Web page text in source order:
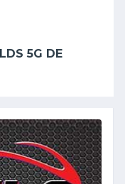
5G DE